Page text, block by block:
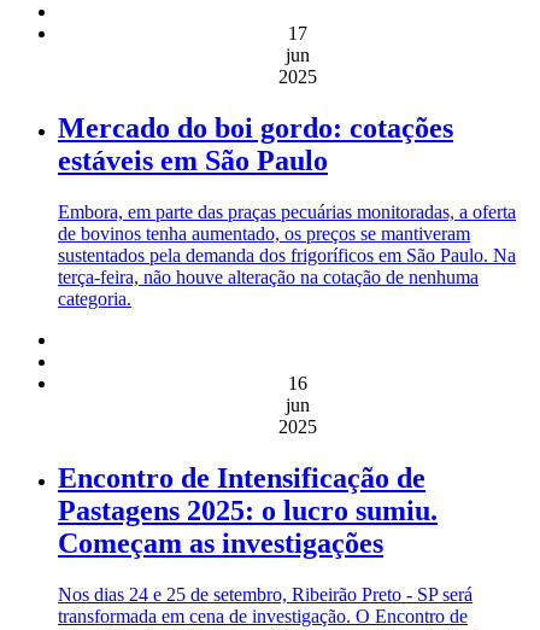
17
jun
2025
Mercado do boi gordo: cotações
estáveis em São Paulo
Embora, em parte das praças pecuárias monitoradas, a oferta
de bovinos tenha aumentado, os preços se mantiveram
sustentados pela demanda dos frigoríficos em São Paulo. Na
terça-feira, não houve alteração na cotação de nenhuma
categoria.
16
jun
2025
Encontro de Intensificação de
Pastagens 2025: o lucro sumiu.
Começam as investigações
Nos dias 24 e 25 de setembro, Ribeirão Preto - SP será
transformada em cena de investigação. O Encontro de